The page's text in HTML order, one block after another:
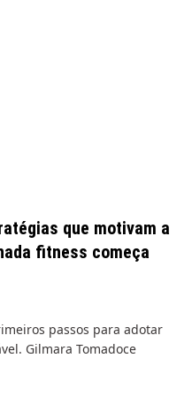
que motivam a
fitness começa
passos para adotar
Gilmara Tomadoce